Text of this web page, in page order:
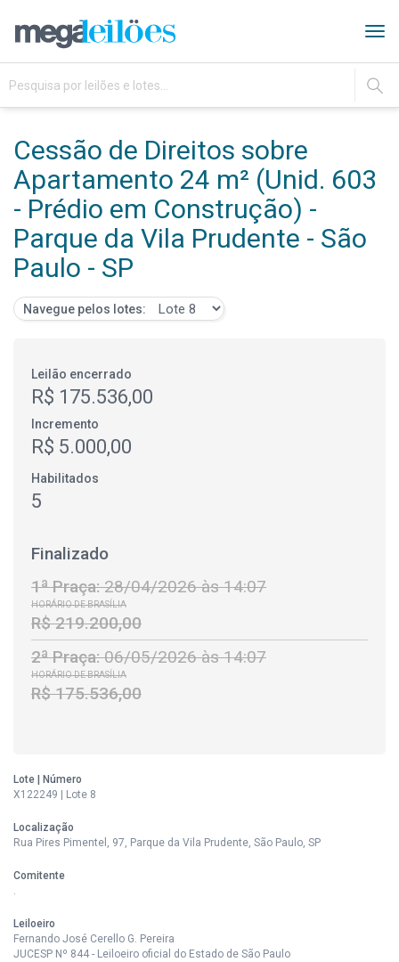
IR
Cessão de Direitos sobre
Apartamento 24 m² (Unid. 603
- Prédio em Construção) -
Parque da Vila Prudente - São
Paulo - SP
Navegue pelos lotes:
Leilão encerrado
R$ 175.536,00
Incremento
R$ 5.000,00
Habilitados
5
Finalizado
1ª Praça:28/04/2026 às 14:07
HORÁRIO DE BRASÍLIA
R$ 219.200,00
2ª Praça:06/05/2026 às 14:07
HORÁRIO DE BRASÍLIA
R$ 175.536,00
Lote | Número
X122249 | Lote 8
Localização
Rua Pires Pimentel, 97, Parque da Vila Prudente, São Paulo, SP
Comitente
.
Leiloeiro
Fernando José Cerello G. Pereira
JUCESP Nº 844 - Leiloeiro oficial do Estado de São Paulo